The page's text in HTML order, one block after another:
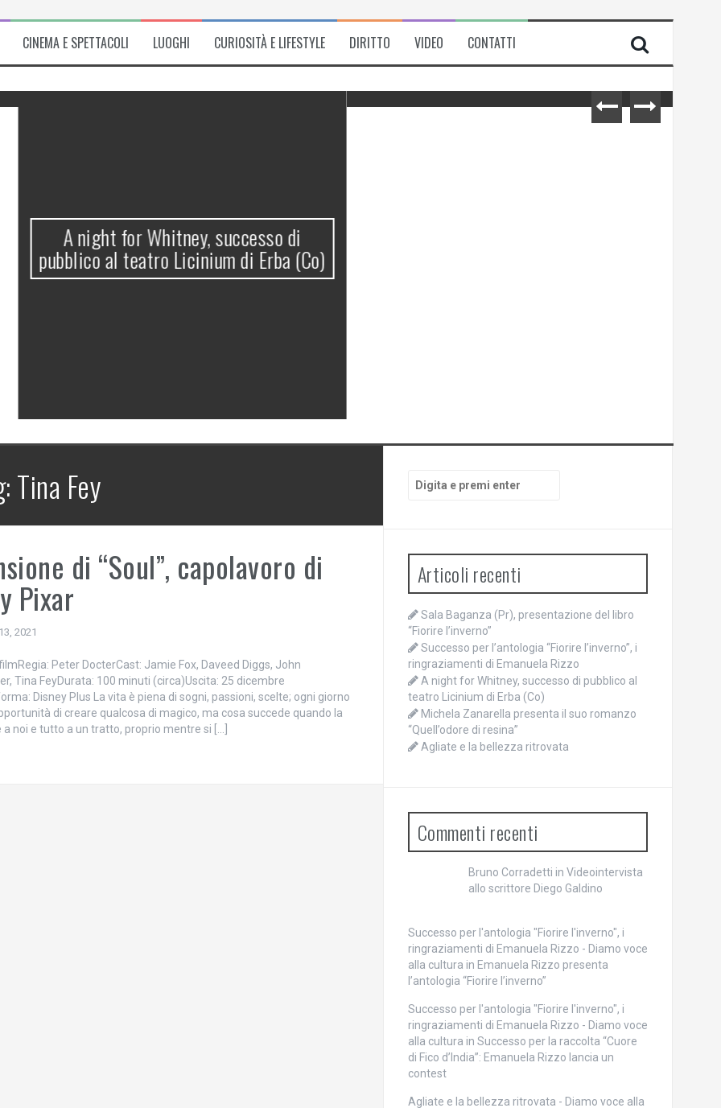
CINEMA E SPETTACOLI LUOGHI CURIOSITÀ E LIFESTYLE DIRITTO VIDEO CONTATTI
A night for Whitney, successo di
pubblico al teatro Licinium di Erba (Co)
Michela Zanarella presenta il suo
Tina Fey
di “Soul”, capolavoro di
Pixar
2021
Peter DocterCast: Jamie Fox, Daveed Diggs, John
Tina FeyDurata: 100 minuti (circa)Uscita: 25 dicembre
Disney Plus La vita è piena di sogni, passioni, scelte; ogni giorno
di creare qualcosa di magico, ma cosa succede quando la
a noi e tutto a un tratto, proprio mentre si […]
Articoli recenti
Sala Baganza (Pr), presentazione del libro
“Fiorire l’inverno”
Successo per l’antologia “Fiorire l’inverno”, i
ringraziamenti di Emanuela Rizzo
A night for Whitney, successo di pubblico al
teatro Licinium di Erba (Co)
Michela Zanarella presenta il suo romanzo
“Quell’odore di resina”
Agliate e la bellezza ritrovata
Commenti recenti
Bruno Corradetti in Videointervista
allo scrittore Diego Galdino
Successo per l'antologia "Fiorire l'inverno", i
ringraziamenti di Emanuela Rizzo - Diamo voce
alla cultura in Emanuela Rizzo presenta
l’antologia “Fiorire l’inverno”
Successo per l'antologia "Fiorire l'inverno", i
ringraziamenti di Emanuela Rizzo - Diamo voce
alla cultura in Successo per la raccolta “Cuore
di Fico d’India”: Emanuela Rizzo lancia un
contest
Agliate e la bellezza ritrovata - Diamo voce alla